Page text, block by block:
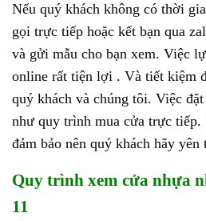
Nếu quý khách không có thời
gọi trực tiếp hoặc kết bạn qua
và gửi mẫu cho bạn xem. Việc
online rất tiện lợi . Và tiết kiệm
quý khách và chúng tôi. Việc
như quy trình mua cửa trực tiếp.
đảm bảo nên quý khách hãy yên
Quy trình xem cửa nhựa
11